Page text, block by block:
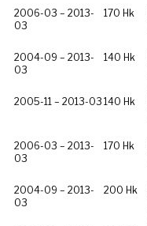
2006-03 – 2013-
03
170 Hk
2004-09 – 2013-
03
140 Hk
2005-11 – 2013-03 140 Hk
2006-03 – 2013-
03
170 Hk
2004-09 – 2013-
03
200 Hk